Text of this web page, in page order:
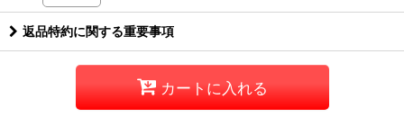
返品特約に関する重要事項
カートに入れる